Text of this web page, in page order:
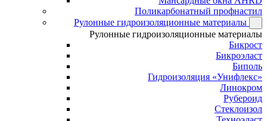
Поликарбонатный профнастил
Рулонные гидроизоляционные материалы
Рулонные гидроизоляционные материалы
Бикрост
Бикроэласт
Биполь
Гидроизоляция «Унифлекс»
Линокром
Рубероид
Стеклоизол